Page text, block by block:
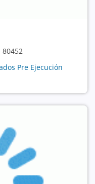
80452
Pre Ejecución